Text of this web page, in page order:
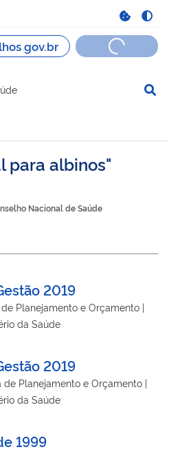
para albinos
Nacional de Saúde
2019
Planejamento e Orçamento |
da Saúde
2019
de Planejamento e Orçamento |
da Saúde
1999